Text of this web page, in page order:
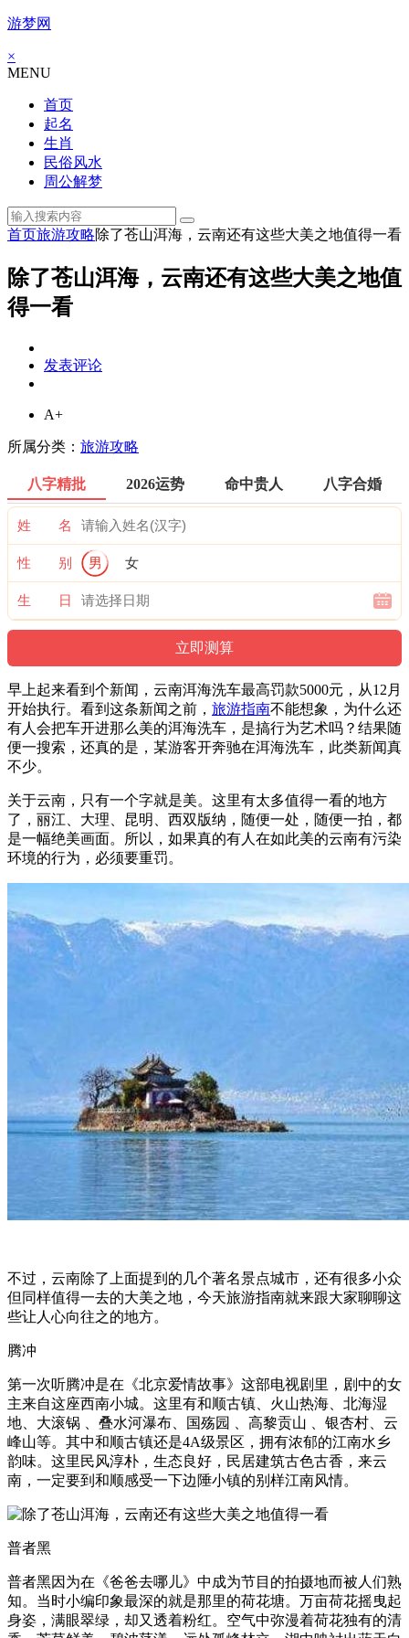
游梦网
×
MENU
首页
起名
生肖
民俗风水
周公解梦
首页旅游攻略除了苍山洱海，云南还有这些大美之地值得一看
除了苍山洱海，云南还有这些大美之地值
得一看
发表评论
A+
所属分类： 旅游攻略
八字精批 2026运势 命中贵人 八字合婚
姓 名
性 别 男 女
生 日
早上起来看到个新闻，云南洱海洗车最高罚款5000元，从12月
开始执行。看到这条新闻之前， 旅游指南不能想象，为什么还
有人会把车开进那么美的洱海洗车，是搞行为艺术吗？结果随
便一搜索，还真的是，某游客开奔驰在洱海洗车，此类新闻真
不少。
关于云南，只有一个字就是美。这里有太多值得一看的地方
了，丽江、大理、昆明、西双版纳，随便一处，随便一拍，都
是一幅绝美画面。所以，如果真的有人在如此美的云南有污染
环境的行为，必须要重罚。
不过，云南除了上面提到的几个著名景点城市，还有很多小众
但同样值得一去的大美之地，今天旅游指南就来跟大家聊聊这
些让人心向往之的地方。
腾冲
第一次听腾冲是在《北京爱情故事》这部电视剧里，剧中的女
主来自这座西南小城。这里有和顺古镇、火山热海、北海湿
地、大滚锅 、叠水河瀑布、国殇园 、高黎贡山 、银杏村、云
峰山等。其中和顺古镇还是4A级景区，拥有浓郁的江南水乡
韵味。这里民风淳朴，生态良好，民居建筑古色古香，来云
南，一定要到和顺感受一下边陲小镇的别样江南风情。
普者黑
普者黑因为在《爸爸去哪儿》中成为节目的拍摄地而被人们熟
知。当时小编印象最深的就是那里的荷花塘。万亩荷花摇曳起
身姿，满眼翠绿，却又透着粉红。空气中弥漫着荷花独有的清